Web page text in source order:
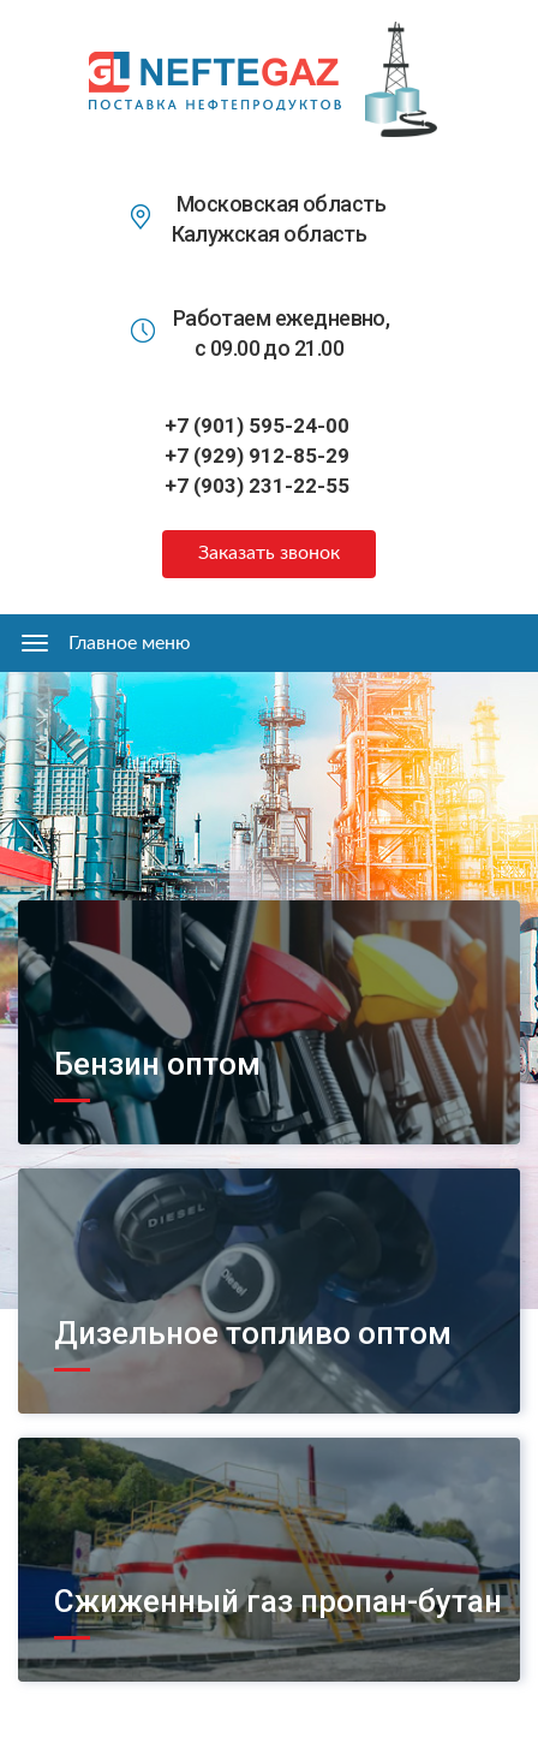
основному
содержанию
Московская область
Калужская область
Работаем ежедневно,
с 09.00 до 21.00
+7 (901) 595-24-00
+7 (929) 912-85-29
+7 (903) 231-22-55
Заказать звонок
Главное
меню
Главное меню
Бензин оптом
Дизельное топливо оптом
Сжиженный газ пропан-бутан